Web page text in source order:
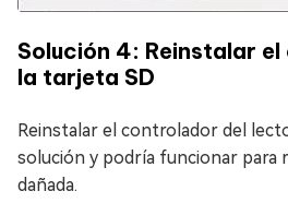
Solución 4: Reinstalar
la tarjeta SD
Reinstalar el controlador del
solución y podría funcionar para
dañada.